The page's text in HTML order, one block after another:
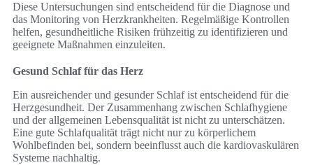
Diese Untersuchungen sind entscheidend für die Diagnose und
das Monitoring von Herzkrankheiten. Regelmäßige Kontrollen
helfen, gesundheitliche Risiken frühzeitig zu identifizieren und
geeignete Maßnahmen einzuleiten.
Gesund Schlaf für das Herz
Ein ausreichender und gesunder Schlaf ist entscheidend für die
Herzgesundheit. Der Zusammenhang zwischen Schlafhygiene
und der allgemeinen Lebensqualität ist nicht zu unterschätzen.
Eine gute Schlafqualität trägt nicht nur zu körperlichem
Wohlbefinden bei, sondern beeinflusst auch die kardiovaskulären
Systeme nachhaltig.